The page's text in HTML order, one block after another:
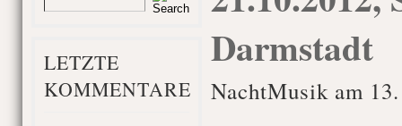
LETZTE
KOMMENTARE
Darmstadt
NachtMusik am